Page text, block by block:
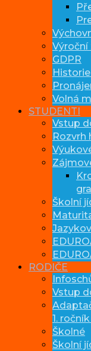
Výroční
GDPR
Volná
STUDENTI
Vstup
Rozvrh
Školní
RODIČE
Vstup
1.
Školné
Školní